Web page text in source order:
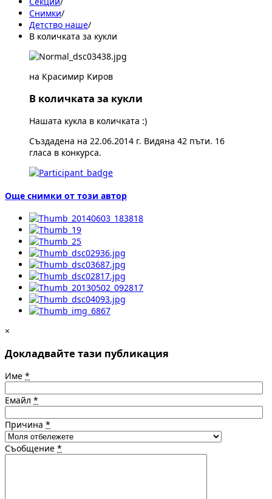
Снимки/
Детство наше/
В количката за кукли
на Красимир Киров
В количката за кукли
Нашата кукла в количката :)
Създадена на 22.06.2014 г. Видяна 42 пъти. 16
гласа в конкурса.
Още снимки от този автор
×
Докладвайте тази публикация
Име *
Емайл *
Причина *
Съобщение *